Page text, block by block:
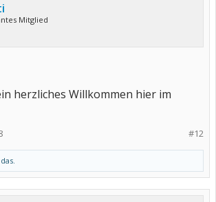
Mitglied
herzliches Willkommen hier im
#12